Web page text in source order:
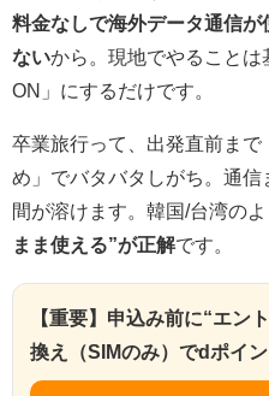
料金なしで海外データ通信
ないから。現地でやること
ON」にするだけです。
卒業旅行って、出発直前ま
め」でバタバタしがち。通
間が溶けます。韓国/台湾のよ
まま使える”が正解です。
【重要】申込み前に“エン
換え（SIMのみ）でdポイ